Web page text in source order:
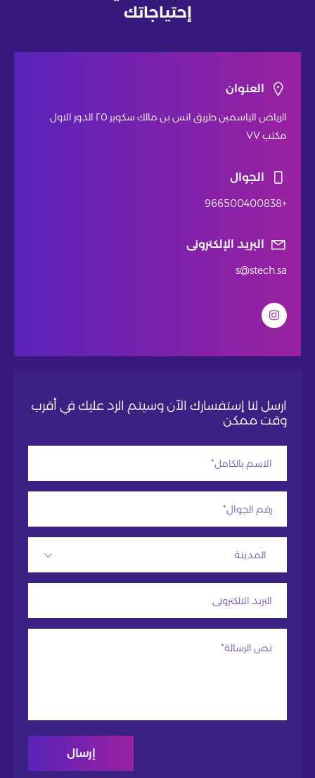
إحتياجاتك
العنوان
الرياض الياسمين طريق انس بن مالك سكوير ٢٥ الدور الاول
مكتب ٧٧
الجوال
+966500400838
البريد الإلكترونى
s@stech.sa
ارسل لنا إستفسارك الآن وسيتم الرد عليك في أقرب
وقت ممكن
المدينة